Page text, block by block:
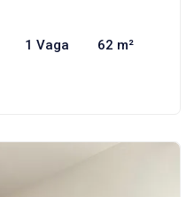
1 Vaga 62 m²